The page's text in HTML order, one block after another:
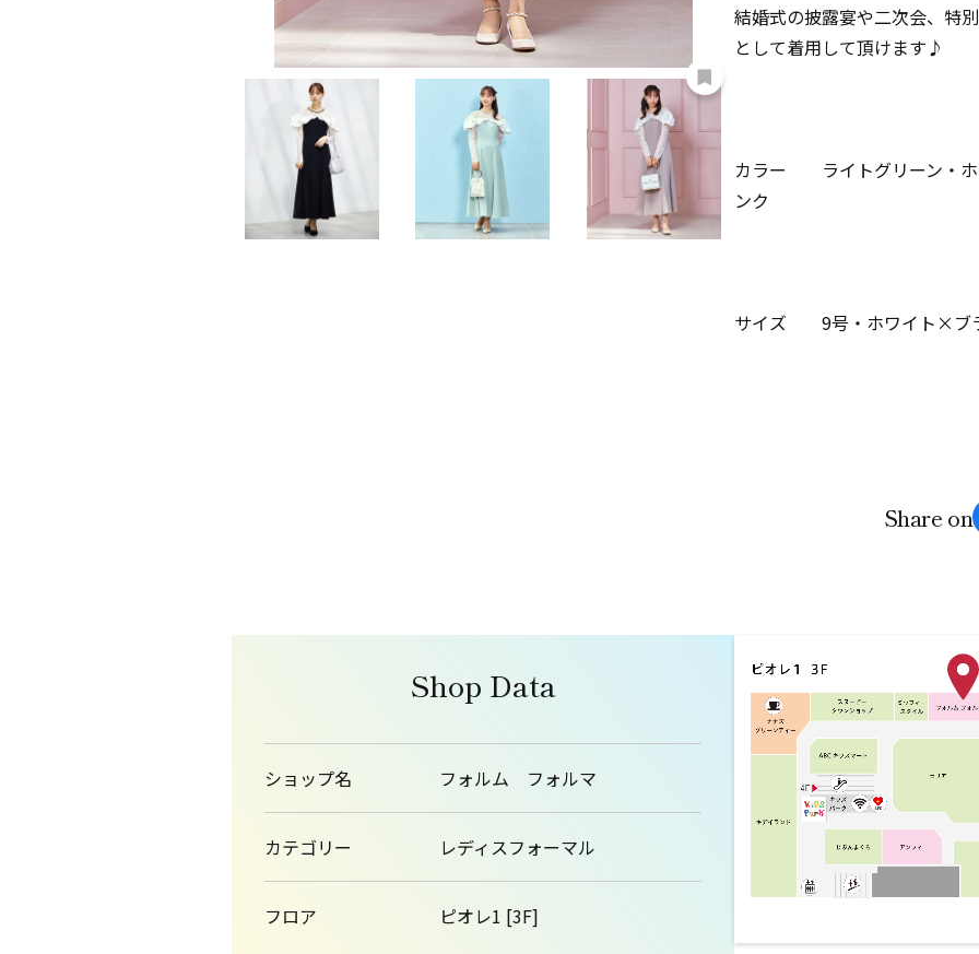
結婚式の披露宴や二次会、特
として着用して頂けます♪
カラー ライトグリーン・ホ
ンク
サイズ 9号・ホワイト×ブ
Share on
Shop Data
ショップ名 フォルム フォルマ
カテゴリー レディスフォーマル
フロア ピオレ1 [3F]